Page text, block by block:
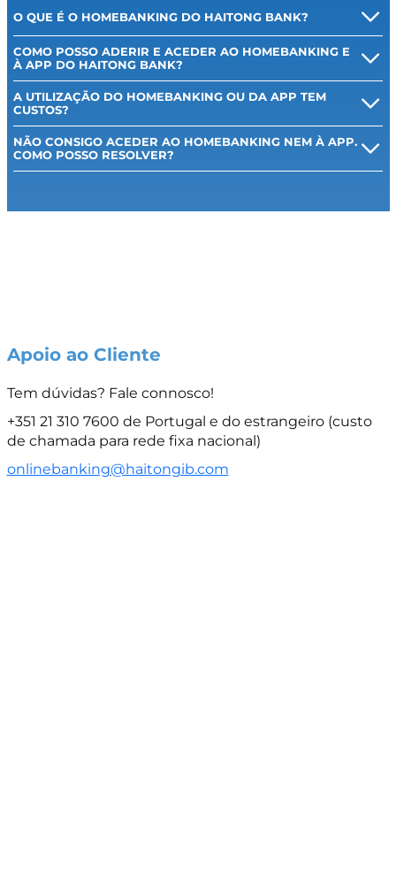
O QUE É O HOMEBANKING DO HAITONG BANK?
COMO POSSO ADERIR E ACEDER AO HOMEBANKING E
À APP DO HAITONG BANK?
A UTILIZAÇÃO DO HOMEBANKING OU DA APP TEM
CUSTOS?
NÃO CONSIGO ACEDER AO HOMEBANKING NEM À APP.
COMO POSSO RESOLVER?
Apoio ao Cliente
Tem dúvidas? Fale connosco!
+351 21 310 7600 de Portugal e do estrangeiro (custo
de chamada para rede fixa nacional)
onlinebanking@haitongib.com